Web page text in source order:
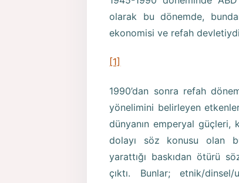
olarak bu dönemde,
ekonomisi ve refah
[1]
1990’dan sonra refah
yönelimini belirleyen
dünyanın emperyal güçleri,
dolayı söz konusu olan
yarattığı baskıdan ötürü
çıktı. Bunlar; etnik/